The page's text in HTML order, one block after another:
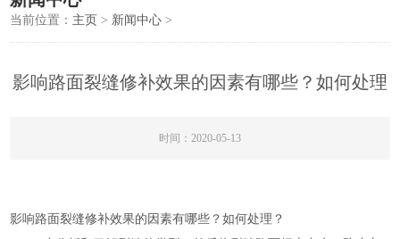
当前位置： 主页 > 新闻中心 >
影响路面裂缝修补效果的因素有哪些？如何处理
时间：2020-05-13
影响路面裂缝修补效果的因素有哪些？如何处理？